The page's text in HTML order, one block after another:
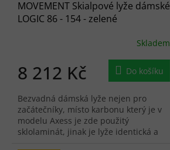
MOVEMENT Skialpové lyže dámské
LOGIC 86 - 154 - zelené
Skladem
8 212 Kč Do košíku
Bezvadná dámská lyže nejen pro
začátečníky, místo karbonu který je v
modelu Axess je zde použitý
sklolaminát, jinak je lyže identická a